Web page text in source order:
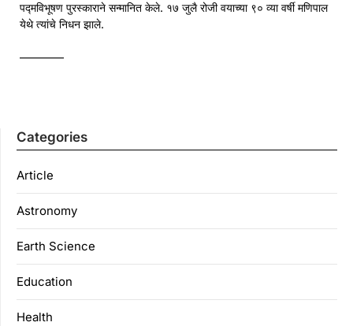
पद्मविभूषण पुरस्काराने सन्मानित केले. १७ जुलै रोजी वयाच्या ९० व्या वर्षी मणिपाल
येथे त्यांचे निधन झाले.
————
Categories
Article
Astronomy
Earth Science
Education
Health